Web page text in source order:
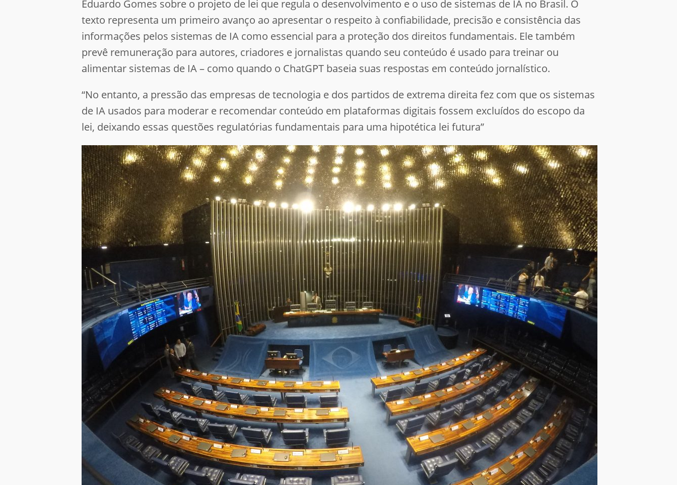
Eduardo Gomes sobre o projeto de lei que regula o desenvolvimento e o uso de sistemas de IA no Brasil. O
texto representa um primeiro avanço ao apresentar o respeito à confiabilidade, precisão e consistência das
informações pelos sistemas de IA como essencial para a proteção dos direitos fundamentais. Ele também
prevê remuneração para autores, criadores e jornalistas quando seu conteúdo é usado para treinar ou
alimentar sistemas de IA – como quando o ChatGPT baseia suas respostas em conteúdo jornalístico.
“No entanto, a pressão das empresas de tecnologia e dos partidos de extrema direita fez com que os sistemas
de IA usados para moderar e recomendar conteúdo em plataformas digitais fossem excluídos do escopo da
lei, deixando essas questões regulatórias fundamentais para uma hipotética lei futura”